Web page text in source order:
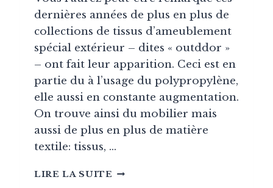
dernières années de plus en plus de
collections de tissus d’ameublement
spécial extérieur – dites « outddor »
– ont fait leur apparition. Ceci est en
partie du à l’usage du polypropylène,
elle aussi en constante augmentation.
On trouve ainsi du mobilier mais
aussi de plus en plus de matière
textile: tissus, …
LIRE LA SUITE ZOOM